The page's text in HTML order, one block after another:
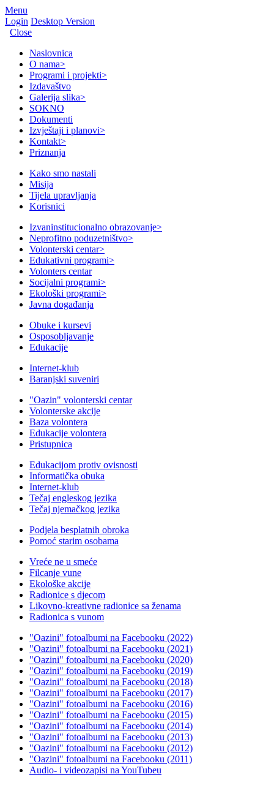
Menu
Login Desktop Version
Close
Naslovnica
O nama>
Programi i projekti>
Izdavaštvo
Galerija slika>
SOKNO
Dokumenti
Izvještaji i planovi>
Kontakt>
Priznanja
Kako smo nastali
Misija
Tijela upravljanja
Korisnici
Izvaninstitucionalno obrazovanje>
Neprofitno poduzetništvo>
Volonterski centar>
Edukativni programi>
Volonters centar
Socijalni programi>
Ekološki programi>
Javna događanja
Obuke i kursevi
Osposobljavanje
Edukacije
Internet-klub
Baranjski suveniri
"Oazin" volonterski centar
Volonterske akcije
Baza volontera
Edukacije volontera
Pristupnica
Edukacijom protiv ovisnosti
Informatička obuka
Internet-klub
Tečaj engleskog jezika
Tečaj njemačkog jezika
Podjela besplatnih obroka
Pomoć starim osobama
Vreće ne u smeće
Filcanje vune
Ekološke akcije
Radionice s djecom
Likovno-kreativne radionice sa ženama
Radionica s vunom
"Oazini" fotoalbumi na Facebooku (2022)
"Oazini" fotoalbumi na Facebooku (2021)
"Oazini" fotoalbumi na Facebooku (2020)
"Oazini" fotoalbumi na Facebooku (2019)
"Oazini" fotoalbumi na Facebooku (2018)
"Oazini" fotoalbumi na Facebooku (2017)
"Oazini" fotoalbumi na Facebooku (2016)
"Oazini" fotoalbumi na Facebooku (2015)
"Oazini" fotoalbumi na Facebooku (2014)
"Oazini" fotoalbumi na Facebooku (2013)
"Oazini" fotoalbumi na Facebooku (2012)
"Oazini" fotoalbumi na Facebooku (2011)
Audio- i videozapisi na YouTubeu